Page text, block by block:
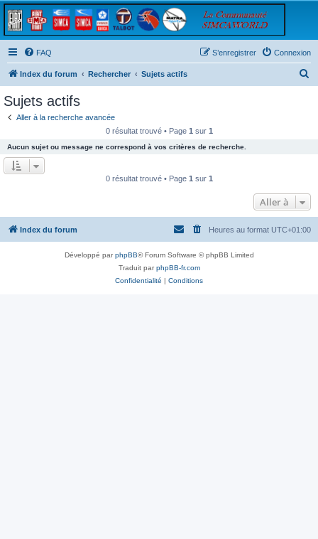
FAQ Connexion
S’enregistrer
Index du forum Rechercher Sujets actifs
e
r
Sujets actifs
Aller à la recherche avancée
0 résultat trouvé • Page 1 sur 1
Aucun sujet ou message ne correspond à vos critères de recherche.
0 résultat trouvé • Page 1 sur 1
Aller à
Index du forum Heures au format UTC+01:00
Développé parphpBB® Forum Software © phpBB Limited
Traduit parphpBB-fr.com
Confidentialité | Conditions